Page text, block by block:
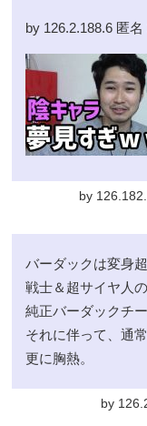
by 126.2.188.6 匿名
by
バーダックは変身
戦士＆超サイヤ人
純正バーダックチ
それに伴って、通
更に胸熱。
by